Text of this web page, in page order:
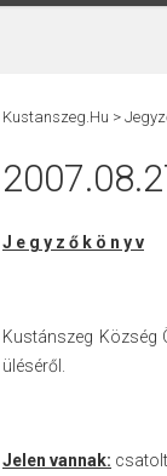
Kustanszeg.hu >
J e g y z ő k ö n y v
Kustánszeg Község
üléséről.
Jelen vannak: